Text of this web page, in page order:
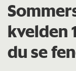
kvelden
du se